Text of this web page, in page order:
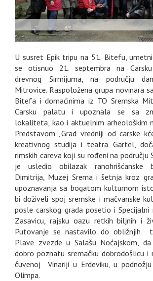
U susret Epik tripu na 51. Bitefu,
se otisnuo 21. septembra na
drevnog Sirmijuma, na području
Mitrovice. Raspoložena grupa novinara
Bitefa i domaćinima iz TO Sremska
Carsku palatu i upoznala se sa
lokaliteta, kao i aktuelnim arheološkim
Predstavom „Grad vredniji od carske
kreativnog studija i teatra Gartel,
rimskih careva koji su rođeni na području
je usledio obilazak ranohrišćanske
Dimitrija, Muzej Srema i šetnja kroz
upoznavanja sa bogatom kulturnom
bi doživeli spoj sremske i mačvanske
posle carskog grada posetio i Specijalni
Zasavicu, rajsku oazu retkih biljnih i
Putovanje se nastavilo do obližnjih
Plave zvezde u Salašu Noćajskom,
dobro poznatu sremačku dobrodošlicu i
čuvenoj Vinariji u Erdeviku, u
Olimpa.